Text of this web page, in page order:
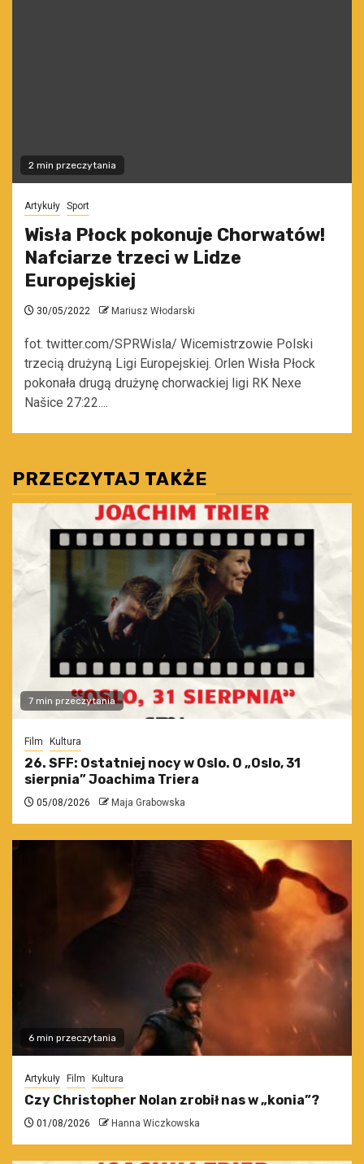
2 min przeczytania
Artykuły Sport
Wisła Płock pokonuje Chorwatów!
Nafciarze trzeci w Lidze
Europejskiej
30/05/2022 Mariusz Włodarski
fot. twitter.com/SPRWisla/ Wicemistrzowie Polski
trzecią drużyną Ligi Europejskiej. Orlen Wisła Płock
pokonała drugą drużynę chorwackiej ligi RK Nexe
Našice 27:22....
PRZECZYTAJ TAKŻE
7 min przeczytania
Film Kultura
26. SFF: Ostatniej nocy w Oslo. O „Oslo, 31
sierpnia” Joachima Triera
05/08/2026 Maja Grabowska
6 min przeczytania
Artykuły Film Kultura
Czy Christopher Nolan zrobił nas w „konia”?
01/08/2026 Hanna Wiczkowska